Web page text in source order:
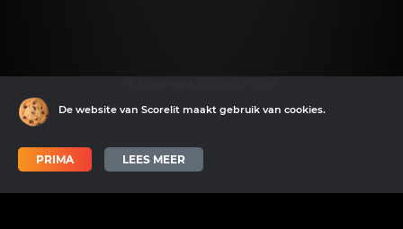
De website van Scorelit maakt gebruik van cookies.
PRIMA LEES MEER